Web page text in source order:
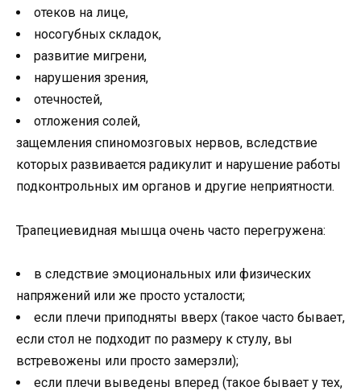
отеков на лице,
носогубных складок,
развитие мигрени,
нарушения зрения,
отечностей,
отложения солей,
защемления спиномозговых нервов, вследствие
которых развивается радикулит и нарушение работы
подконтрольных им органов и другие неприятности.
Трапециевидная мышца очень часто перегружена:
в следствие эмоциональных или физических
напряжений или же просто усталости;
если плечи приподняты вверх (такое часто бывает,
если стол не подходит по размеру к стулу, вы
встревожены или просто замерзли);
если плечи выведены вперед (такое бывает у тех,